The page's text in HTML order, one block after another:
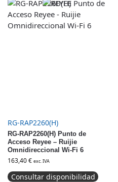
RG-RAP2260(H)
RG-RAP2260(H) Punto de
Acceso Reyee – Ruijie
Omnidireccional Wi-Fi 6
163,40€ exc. IVA
Consultar disponibilidad